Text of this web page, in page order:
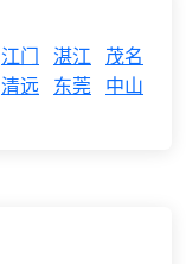
江门 湛江
茂名
清远 东莞 中山